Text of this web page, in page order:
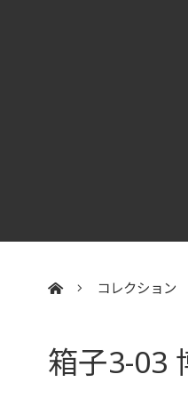
コレクション
箱子3-03